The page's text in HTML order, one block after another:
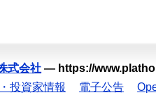
式会社 — https://
投資家情報 電子公告